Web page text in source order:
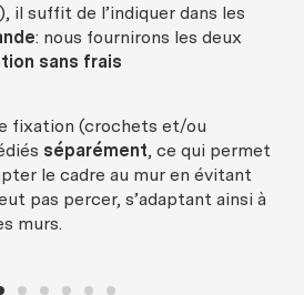
il suffit de l’indiquer dans les
: nous fournirons les deux
sans frais
fixation (crochets et/ou
séparément, ce qui permet
le cadre au mur en évitant
pas percer, s’adaptant ainsi à
murs.